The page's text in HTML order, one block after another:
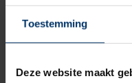
Toestemming
Deze website maakt
Er zijn nog geen reviews
Delen